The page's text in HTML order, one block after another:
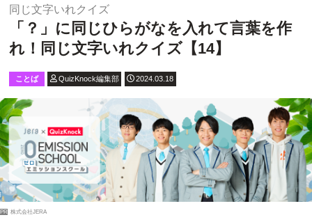
同じ文字いれクイズ
「？」に同じひらがなを入れて言葉を作
れ！同じ文字いれクイズ【14】
ことば QuizKnock編集部 2024.03.18
PR 株式会社JERA